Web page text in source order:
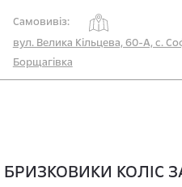
Самовивіз:
вул. Велика Кільцева, 60-А, с.
Борщагівка
КОЛІС